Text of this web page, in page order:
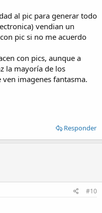
al pic para generar todo
vendian un
pic si no me acuerdo
con pics, aunque a
la mayoría de los
imagenes fantasma.
Responder
#10